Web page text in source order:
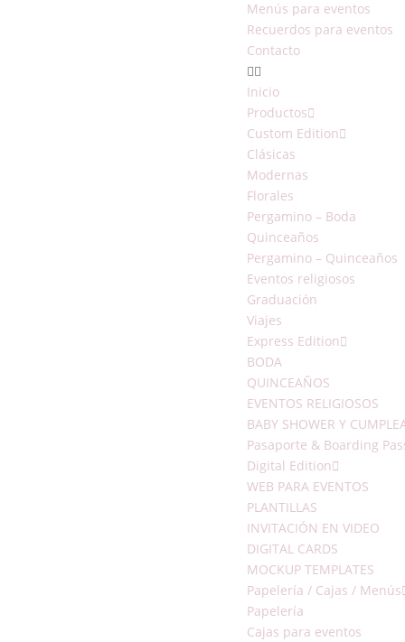
Menús para eventos
Recuerdos para eventos
Contacto
Inicio
Productos
Custom Edition
Clásicas
Modernas
Florales
Pergamino – Boda
Quinceaños
Pergamino – Quinceaños
Eventos religiosos
Graduación
Viajes
Express Edition
BODA
QUINCEAÑOS
EVENTOS RELIGIOSOS
BABY SHOWER Y
Pasaporte & Boarding
Digital Edition
WEB PARA EVENTOS
PLANTILLAS
INVITACIÓN EN VIDEO
DIGITAL CARDS
MOCKUP TEMPLATES
Papelería / Cajas / Menús
Papelería
Cajas para eventos